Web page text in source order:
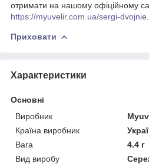
отримати на нашому офіційному
https://myuvelir.com.ua/sergi-
Приховати
Характеристики
Основні
Виробник
Країна виробник
Вага
4.4 г
Вид виробу